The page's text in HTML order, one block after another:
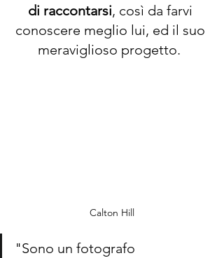
di raccontarsi, così da farvi
conoscere meglio lui, ed il suo
meraviglioso progetto.
Calton Hill
"Sono un fotografo